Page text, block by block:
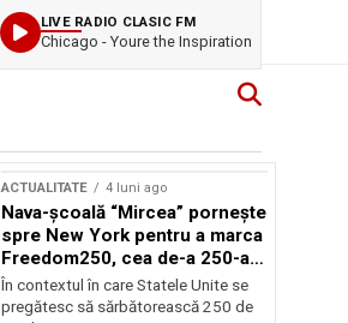
LIVE RADIO CLASIC FM
Chicago - Youre the Inspiration
ACTUALITATE 4 luni ago
Nava-școală “Mircea” pornește
spre New York pentru a marca
Freedom250, cea de-a 250-a
aniversare a Statelor Unite
În contextul în care Statele Unite se
pregătesc să sărbătorească 250 de